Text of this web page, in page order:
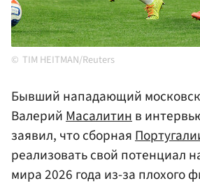
TIM HEITMAN/Reuters
Бывший нападающий
ВалерийМасалитинв
заявил, что сборная
реализовать свой потенциал
мира 2026 года из-за плохого